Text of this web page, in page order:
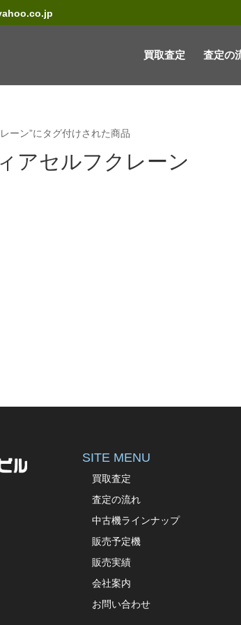
買取査定 査定の
ーン”にタグ付けされた商品
アセルフクレーン
SITE MENU
買取査定
査定の流れ
中古機ラインナップ
販売予定機
販売実績
会社案内
お問い合わせ